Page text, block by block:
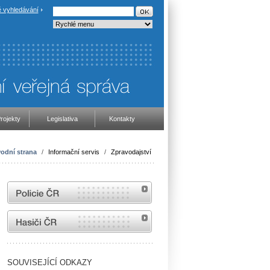
vyhledávání
Legislativa Kontakty
strana / Informační servis / Zpravodajství
internetové stránky Policie ČR
internetové stránky Hasiči ČR
SOUVISEJÍCÍ ODKAZY